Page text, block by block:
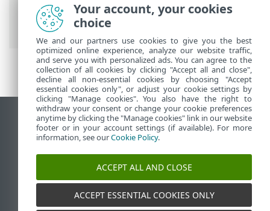
Antivirus for Linux>トラブルシューティ
ング> リアルタイム保護を開始できない
デスクトップサイトの表示
End of Life
ESETナレッジベース
ESETフォーラム
ESET Status Portal
地域サポート
Your account, your cookies
choice
We and our partners use cookies to give you the best
optimized online experience, analyze our website traffic,
and serve you with personalized ads. You can agree to the
collection of all cookies by clicking "Accept all and close",
decline all non-essential cookies by choosing "Accept
essential cookies only", or adjust your cookie settings by
clicking "Manage cookies". You also have the right to
withdraw your consent or change your cookie preferences
anytime by clicking the "Manage cookies" link in our website
footer or in your account settings (if available). For more
information, see ourCookie Policy.
ACCEPT ALL AND CLOSE
ACCEPT ESSENTIAL COOKIES ONLY